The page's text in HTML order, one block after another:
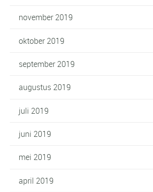
november 2019
oktober 2019
september 2019
augustus 2019
juli 2019
juni 2019
mei 2019
april 2019